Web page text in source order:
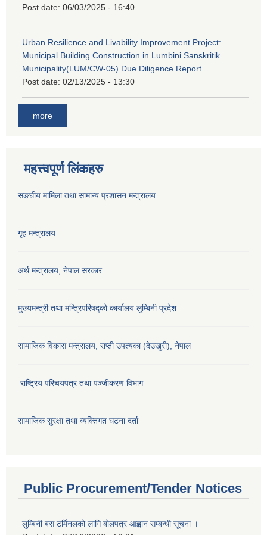
Post date: 06/03/2025 - 16:40
Urban Resilience and Livability Improvement Project:
Municipal Building Construction in Lumbini Sanskritik
Municipality(LUM/CW-05) Due Diligence Report
Post date: 02/13/2025 - 13:30
more
महत्त्वपूर्ण लिंकहरु
सङघीय मामिला तथा सामान्य प्रशासन मन्‍त्रालय
गृह मन्त्रालय
अर्थ मन्त्रालय, नेपाल सरकार
मुख्यमन्त्री तथा मन्त्रिपरिषद्को कार्यालय लुम्बिनी प्रदेश
सामाजिक विकास मन्‍‍त्रालय, राप्ती उपत्यका (देउखुरी), नेपाल
राष्ट्रिय परिचयपत्र तथा पञ्जीकरण विभाग
सामाजिक सुरक्षा तथा व्यक्तिगत घटना दर्ता
Public Procurement/Tender Notices
लुम्बिनी बस टर्मिनलको लागि बोलपत्र आह्वान सम्बन्धी सूचना ।